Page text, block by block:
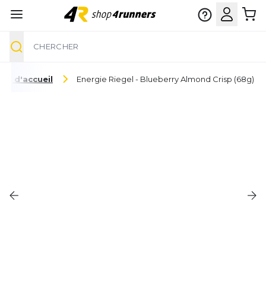
d'accueil Energie Riegel - Blueberry Almond Crisp (68g)